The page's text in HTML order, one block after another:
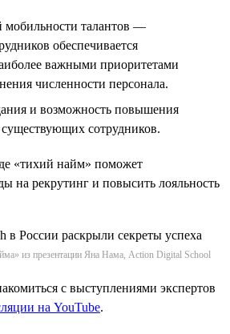
мобильности талантов —
обеспечивается
важными приоритетами
численности персонала.
и возможность повышения
сотрудников.
«тихий найм» поможет
на рекрутинг и повысить лояльность
из презентации Яна Нама, Action Digital School
с выступлениями экспертов
на YouTube.